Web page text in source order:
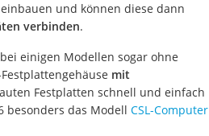
mit Solarpanel
und können diese dann
verbinden.
einigen Modellen sogar ohne
mit
Festplatten schnell und einfach
besonders das Modell CSL-Computer